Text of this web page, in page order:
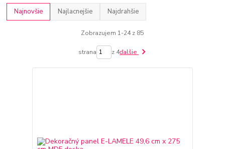
Najnovšie Najlacnejšie Najdrahšie
Zobrazujem 1-24 z 85
strana z 4ďalšie